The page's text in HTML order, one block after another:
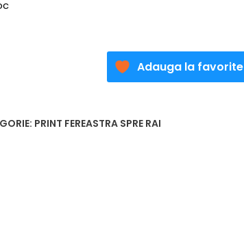
Adauga la favorite
PRINT FEREASTRA SPRE RAI